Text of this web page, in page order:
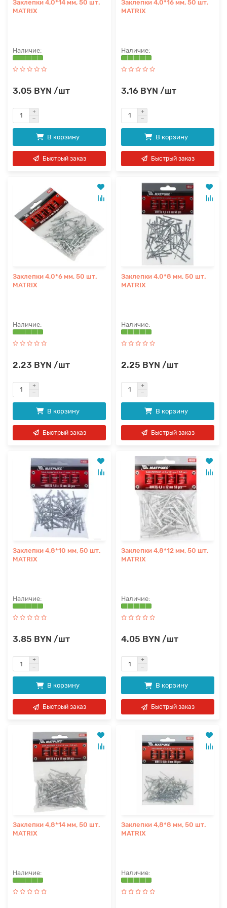
Заклепки 4,0*14 мм, 50 шт.
MATRIX
3.05 BYN /шт
В корзину
Быстрый заказ
Заклепки 4,0*16 мм, 50 шт.
MATRIX
3.16 BYN /шт
В корзину
Быстрый заказ
Заклепки 4,0*6 мм, 50 шт.
MATRIX
2.23 BYN /шт
В корзину
Быстрый заказ
Заклепки 4,0*8 мм, 50 шт.
MATRIX
2.25 BYN /шт
В корзину
Быстрый заказ
Заклепки 4,8*10 мм, 50 шт.
MATRIX
3.85 BYN /шт
В корзину
Быстрый заказ
Заклепки 4,8*12 мм, 50 шт.
MATRIX
4.05 BYN /шт
В корзину
Быстрый заказ
Заклепки 4,8*14 мм, 50 шт.
MATRIX
Заклепки 4,8*8 мм, 50 шт.
MATRIX